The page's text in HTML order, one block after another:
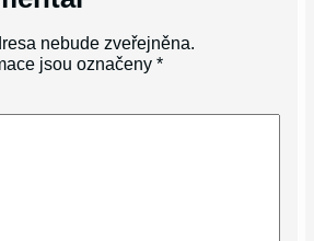
nebude zveřejněna.
jsou označeny*